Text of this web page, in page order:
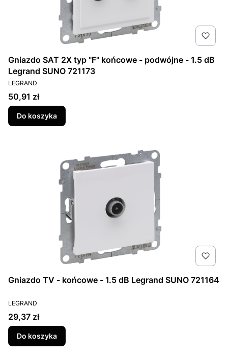
Gniazdo SAT 2X typ "F" końcowe - podwójne - 1.5 dB
Legrand SUNO 721173
PRODUCENT
LEGRAND
Cena
50,91 zł
Do koszyka
Gniazdo TV - końcowe - 1.5 dB Legrand SUNO 721164
PRODUCENT
LEGRAND
Cena
29,37 zł
Do koszyka